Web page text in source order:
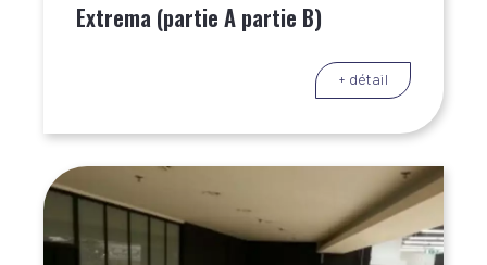
Extrema (partie A partie B)
+ détail